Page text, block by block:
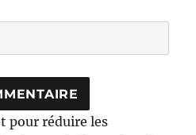
pour réduire les